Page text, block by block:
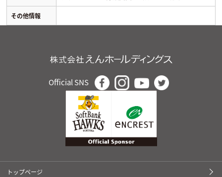
その他情報
Official SNS
トップページ